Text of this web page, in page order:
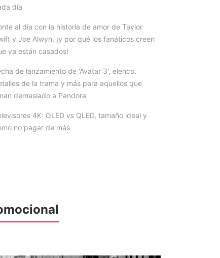
día
al día con la historia de amor de Taylor
y Joe Alwyn, ¡y por qué los fanáticos creen
ya están casados!
de lanzamiento de 'Avatar 3', elenco,
de la trama y más para aquellos que
demasiado a Pandora
4K: OLED vs QLED, tamaño ideal y
no pagar de más